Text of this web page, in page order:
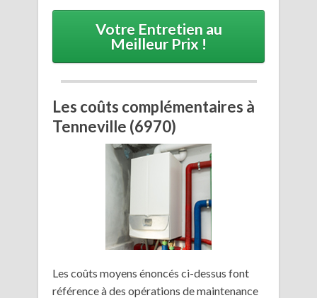
Votre Entretien au
Meilleur Prix !
Les coûts complémentaires à
Tenneville (6970)
Les coûts moyens énoncés ci-dessus font
référence à des opérations de maintenance